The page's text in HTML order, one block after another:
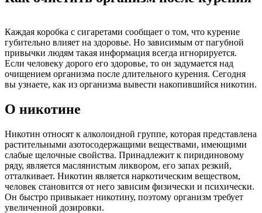
Каждая коробка с сигаретами сообщает о том, что курение
губительно влияет на здоровье. Но зависимым от пагубной
привычки людям такая информация всегда игнорируется.
Если человеку дорого его здоровье, то он задумается над
очищением организма после длительного курения. Сегодня
вы узнаете, как из организма вывести накопившийся никотин.
О никотине
Никотин относят к алколоидной группе, которая представлена
растительными азотосодержащими веществами, имеющими
слабые щелочные свойства. Принадлежит к пиридиновому
ряду, является маслянистым ликвором, его запах резкий,
отталкивает. Никотин является наркотическим веществом,
человек становится от него зависим физически и психически.
Он быстро привыкает никотину, поэтому организм требует
увеличенной дозировки.